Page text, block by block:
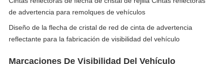
de advertencia para remolques de vehículos
Diseño de la flecha de cristal de red de cinta de advertencia
reflectante para la fabricación de visibilidad del vehículo
Marcaciones De Visibilidad Del Vehículo